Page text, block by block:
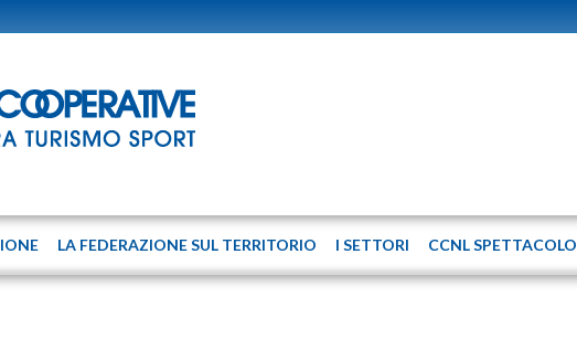
LA FEDERAZIONE SUL TERRITORIO I SETTORI CCNL SPETTACOLO